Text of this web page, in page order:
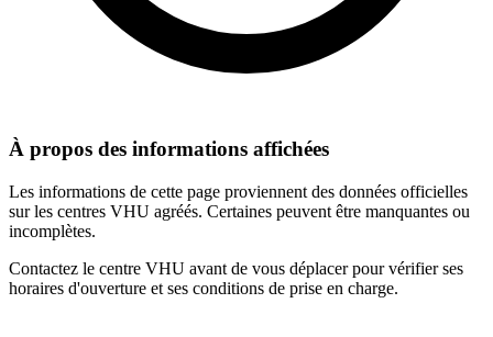
À propos des informations affichées
Les informations de cette page proviennent des données officielles
sur les centres VHU agréés. Certaines peuvent être manquantes ou
incomplètes.
Contactez le centre VHU avant de vous déplacer pour vérifier ses
horaires d'ouverture et ses conditions de prise en charge.